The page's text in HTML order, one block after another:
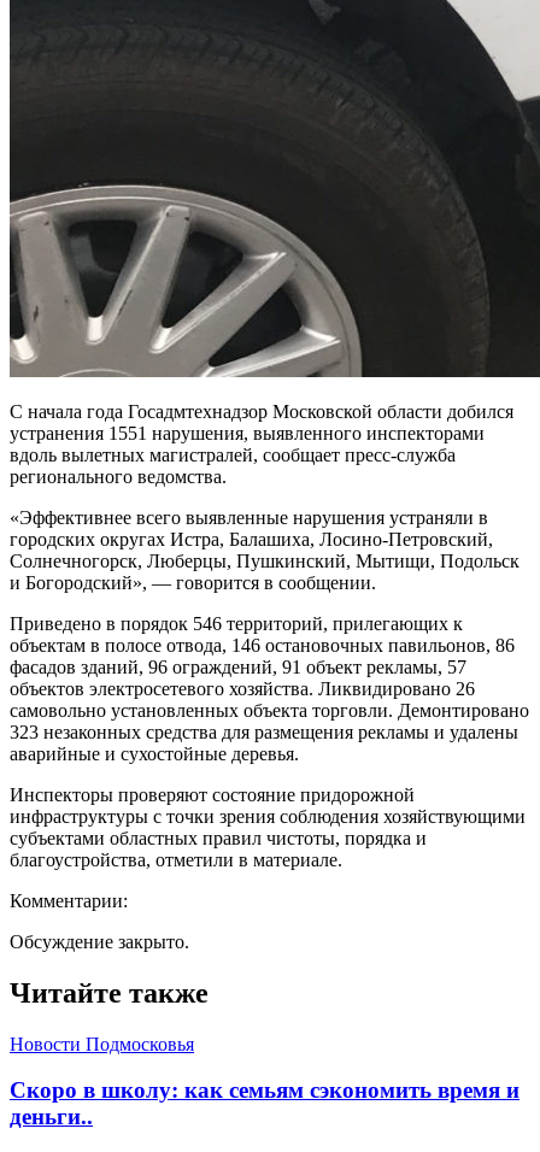
С начала года Госадмтехнадзор Московской области добился
устранения 1551 нарушения, выявленного инспекторами
вдоль вылетных магистралей, сообщает пресс-служба
регионального ведомства.
«Эффективнее всего выявленные нарушения устраняли в
городских округах Истра, Балашиха, Лосино-Петровский,
Солнечногорск, Люберцы, Пушкинский, Мытищи, Подольск
и Богородский», — говорится в сообщении.
Приведено в порядок 546 территорий, прилегающих к
объектам в полосе отвода, 146 остановочных павильонов, 86
фасадов зданий, 96 ограждений, 91 объект рекламы, 57
объектов электросетевого хозяйства. Ликвидировано 26
самовольно установленных объекта торговли. Демонтировано
323 незаконных средства для размещения рекламы и удалены
аварийные и сухостойные деревья.
Инспекторы проверяют состояние придорожной
инфраструктуры с точки зрения соблюдения хозяйствующими
субъектами областных правил чистоты, порядка и
благоустройства, отметили в материале.
Комментарии:
Обсуждение закрыто.
Читайте также
Новости Подмосковья
Скоро в школу: как семьям сэкономить время и
деньги..